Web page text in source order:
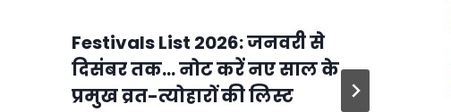
Festivals List 2026: जनवरी से
दिसंबर तक… नोट करें नए साल के
प्रमुख व्रत-त्योहारों की लिस्ट